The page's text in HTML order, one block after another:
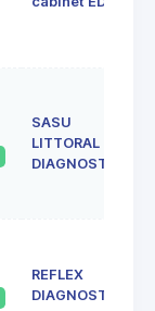
SASU
LITTORAL
DIAGNOSTIC
REFLEX
DIAGNOSTIC